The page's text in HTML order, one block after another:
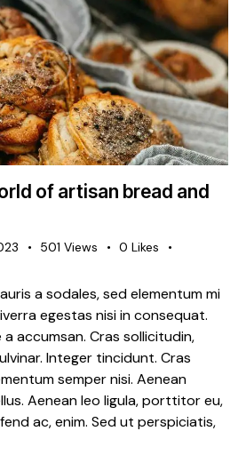
of artisan bread and
501 Views 0 Likes
a sodales, sed elementum mi
egestas nisi in consequat.
accumsan. Cras sollicitudin,
Integer tincidunt. Cras
semper nisi. Aenean
Aenean leo ligula, porttitor eu,
ac, enim. Sed ut perspiciatis,